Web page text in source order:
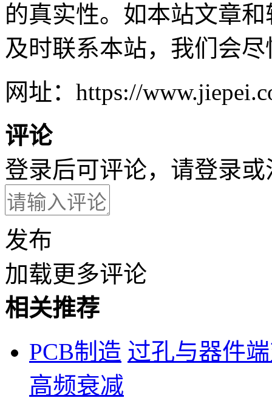
的真实性。如本站文章
及时联系本站，我们会
网址：https://
评论
登录后可评论，请登录或
发布
加载更多评论
相关推荐
PCB制造 过孔与器件
高频衰减